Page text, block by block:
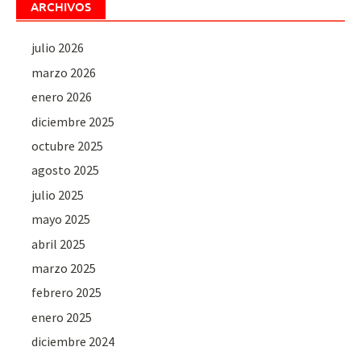
ARCHIVOS
julio 2026
marzo 2026
enero 2026
diciembre 2025
octubre 2025
agosto 2025
julio 2025
mayo 2025
abril 2025
marzo 2025
febrero 2025
enero 2025
diciembre 2024